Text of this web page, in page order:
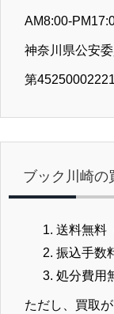
AM8:00-
神奈川県公安
第
ブック川崎の
送料無料
振込手数
処分費用
ただし、買取